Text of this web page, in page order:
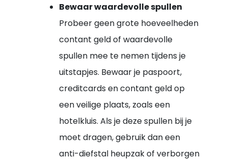
Bewaar waardevolle spullen
Probeer geen grote hoeveelheden
contant geld of waardevolle
spullen mee te nemen tijdens je
uitstapjes. Bewaar je paspoort,
creditcards en contant geld op
een veilige plaats, zoals een
hotelkluis. Als je deze spullen bij je
moet dragen, gebruik dan een
anti-diefstal heupzak of verborgen